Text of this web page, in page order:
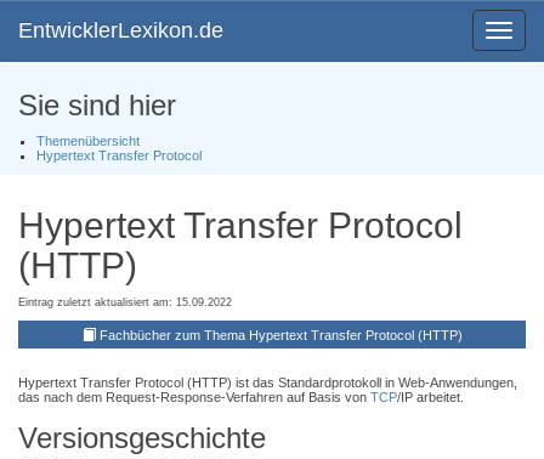
Toggle
EntwicklerLexikon.de
Sie sind hier
Themenübersicht
Hypertext Transfer Protocol
Hypertext Transfer Protocol
(HTTP)
Eintrag zuletzt aktualisiert am: 15.09.2022
Fachbücher zum Thema Hypertext Transfer Protocol (HTTP)
Hypertext Transfer Protocol (HTTP) ist das Standardprotokoll in Web-Anwendungen,
das nach dem Request-Response-Verfahren auf Basis von TCP/IP arbeitet.
Versionsgeschichte